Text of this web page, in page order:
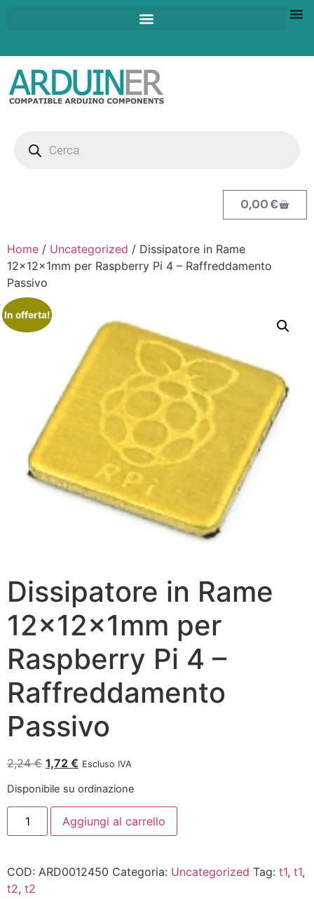
0,00€
Home / Uncategorized / Dissipatore in Rame
12x12x1mm per Raspberry Pi 4 – Raffreddamento
Passivo
In offerta!
Dissipatore in Rame
12x12x1mm per
Raspberry Pi 4 –
Raffreddamento
Passivo
2,24€ 1,72 € Escluso IVA
Disponibile su ordinazione
Aggiungi al carrello
COD: ARD0012450 Categoria: Uncategorized Tag: t1, t1,
t2, t2